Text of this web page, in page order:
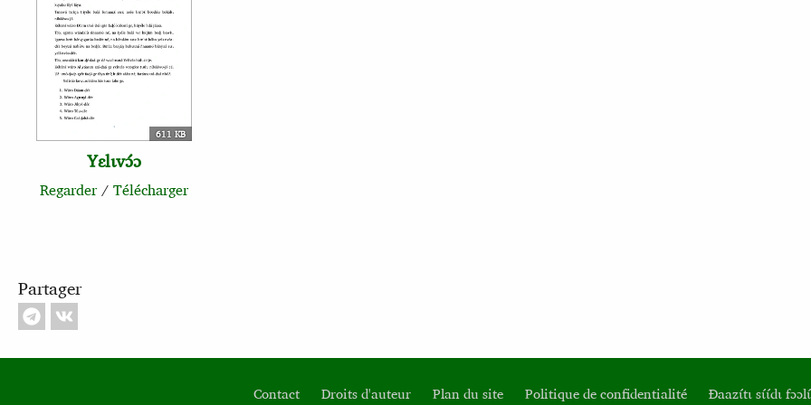
611 KB
Yɛlɩvɔ́ɔ
Regarder/Télécharger
Partager
Contact Droits d'auteur Plan du site Politique de confidentialité Ɖaazɩ́tɩ sɩ́ɩ́dɩ